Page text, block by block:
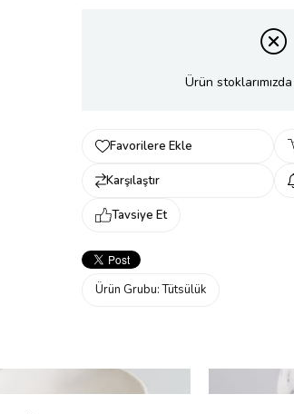
Ürün stoklarımızda
Favorilere Ekle
Karşılaştır
Tavsiye Et
Ürün Grubu:Tütsülük